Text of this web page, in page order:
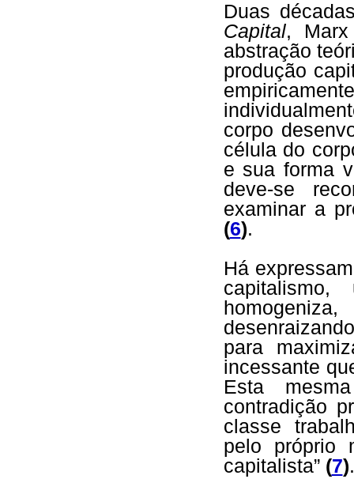
Duas
Capital, Marx
abstração
produção
corpo
célula do
e sua forma
deve-se
examinar a
(6).
Há
para
incessante
Esta
contradição
classe
pelo próprio
capitalista” (7).